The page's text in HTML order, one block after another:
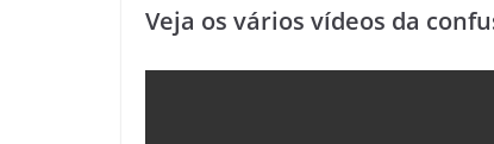
Veja os vários vídeos da